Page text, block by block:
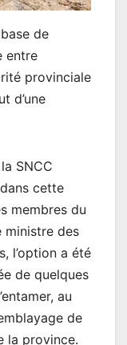
de
entre
provinciale
d’une
SNCC
cette
membres du
ministre des
l’option a été
de quelques
au
de
la province.